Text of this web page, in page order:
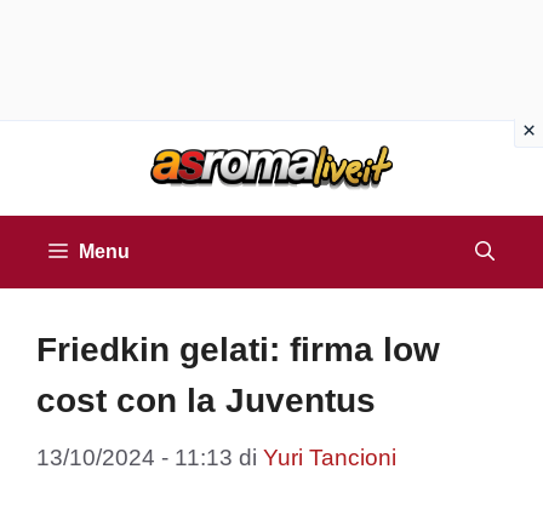
Menu
Friedkin gelati: firma low
cost con la Juventus
13/10/2024 - 11:13 di Yuri Tancioni